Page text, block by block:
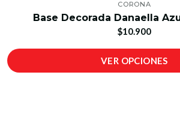
CORONA
Base Decorada Danaella
$10.900
VER OPCIONES